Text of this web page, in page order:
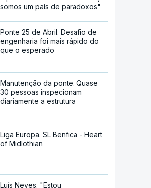
somos um país de paradoxos"
Ponte 25 de Abril. Desafio de
engenharia foi mais rápido do
que o esperado
Manutenção da ponte. Quase
30 pessoas inspecionam
diariamente a estrutura
Liga Europa. SL Benfica - Heart
of Midlothian
Luís Neves. "Estou